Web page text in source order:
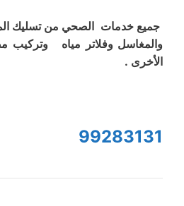
جميع خدمات الصحي من تسليك
والمغاسل وفلاتر مياه
الأخرى .
99283131